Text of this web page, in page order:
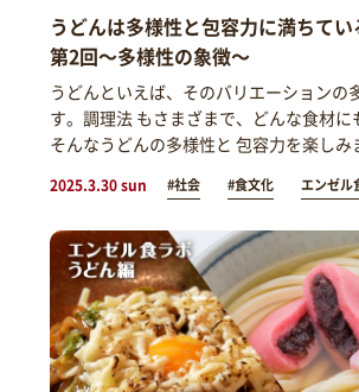
うどんは多様性と包容力に満ちてい
第2回～多様性の象徴～
うどんといえば、そのバリエーションの
す。調理法 もさまざまで、どんな食材に
そんなうどんの多様性と 包容力を楽しみ
2025.3.30 sun #社会 #食文化 エンゼル